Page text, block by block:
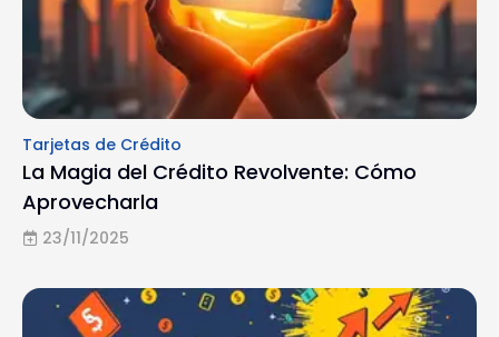
Tarjetas de Crédito
La Magia del Crédito Revolvente: Cómo
Aprovecharla
23/11/2025